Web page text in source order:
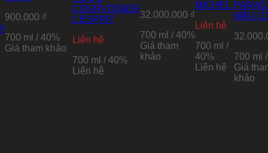
900.000 ₫
700 ml / 40%
Giá tham khảo
COURVOISIER
L’ESPRIT
Liên hệ
700 ml / 40%
Liên hệ
32.000.000 ₫
700 ml / 40%
Giá tham
khảo
MICHEL
Liên hệ
700 ml /
40%
Liên hệ
MẪU
700 ml
Giá
khảo